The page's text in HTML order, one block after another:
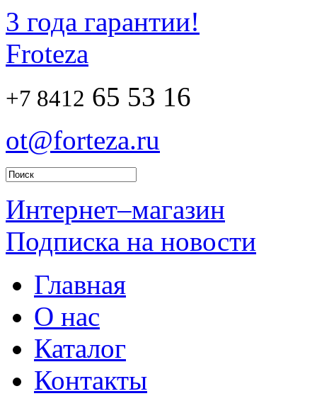
3 года гарантии!
Froteza
+7 8412 65 53 16
ot@forteza.ru
Интернет–магазин
Подписка на новости
Главная
О нас
Каталог
Контакты